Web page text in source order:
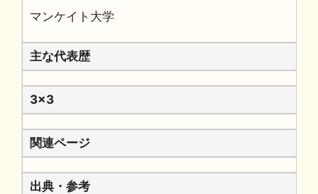
マンケイト大学
主な代表歴
3x3
関連ページ
出典・参考